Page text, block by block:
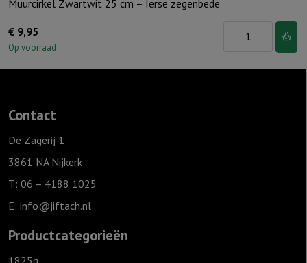
Muurcirkel Zwartwit 25 cm – Ierse zegenbede
€ 9,95
Op voorraad
Muurcirkel
25
Contact
De Zagerij 1
3861 NA Nijkerk
T: 06 – 4188 1025
E: info@jiftach.nl
Productcategorieën